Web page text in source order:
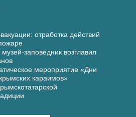
отработка действий
заповедник возглавил
мероприятие «Дни
караимов»